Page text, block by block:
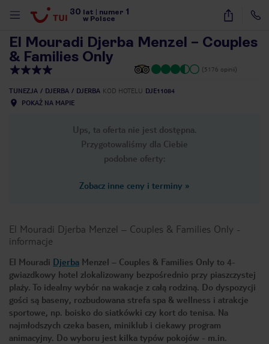
30 lat numer 1
w Polsce
58
El Mouradi Djerba Menzel – Couples
& Families Only
(5176 opinii)
TUNEZJA DJERBA DJERBA KOD HOTELU DJE11084
POKAŻ NA MAPIE
Ups, ta oferta nie jest dostępna.
Przygotowaliśmy dla Ciebie
podobne oferty:
Zobacz inne ceny i terminy »
El Mouradi Djerba Menzel – Couples & Families Only -
informacje
El Mouradi Djerba Menzel – Couples & Families Only to 4-
gwiazdkowy hotel zlokalizowany bezpośrednio przy piaszczystej
plaży. To idealny wybór na wakacje z całą rodziną. Do dyspozycji
gości są baseny, rozbudowana strefa spa & wellness i atrakcje
sportowe, np. boisko do siatkówki czy kort do tenisa. Na
najmłodszych czeka basen, miniklub i ciekawy program
animacyjny. Do wyboru jest kilka typów pokojów - m.in.